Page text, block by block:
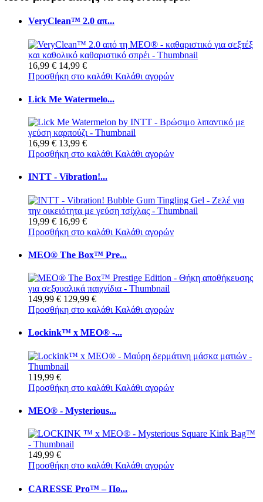
VeryClean™ 2.0 απ...
16,99 € 14,99 €
Προσθήκη στο καλάθι Καλάθι αγορών
Lick Me Watermelo...
16,99 € 13,99 €
Προσθήκη στο καλάθι Καλάθι αγορών
INTT - Vibration!...
19,99 € 16,99 €
Προσθήκη στο καλάθι Καλάθι αγορών
MEO® The Box™ Pre...
149,99 € 129,99 €
Προσθήκη στο καλάθι Καλάθι αγορών
Lockink™ x MEO® -...
119,99 €
Προσθήκη στο καλάθι Καλάθι αγορών
MEO® - Mysterious...
149,99 €
Προσθήκη στο καλάθι Καλάθι αγορών
CARESSE Pro™ – Πο...